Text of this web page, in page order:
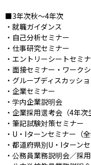
■3年次秋〜4年次
・就職ガイダンス
・自己分析セミナー
・仕事研究セミナー
・エントリーシートセミ
・面接セミナー・ワーク
・グループディスカッシ
・企業セミナー
・学内企業説明会
・企業採用選考会（4年次
・筆記試験対策セミナー
・U・Iターンセミナー（全
・都道府県別U・Iターン
・公務員業務説明会／採